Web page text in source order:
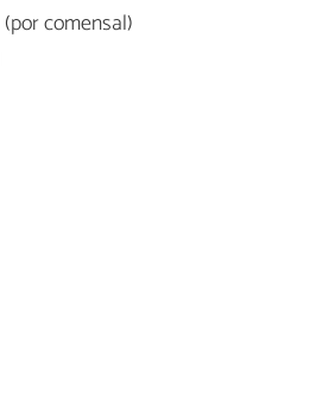
(por comensal)